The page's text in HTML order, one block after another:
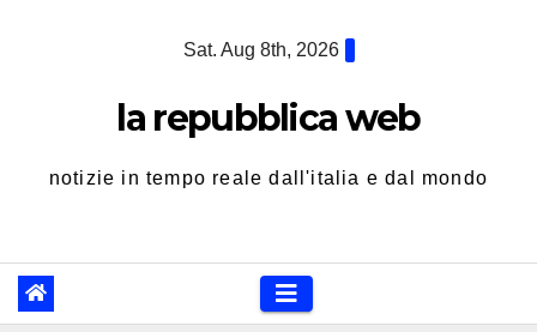
Sat. Aug 8th, 2026
la repubblica web
notizie in tempo reale dall'italia e dal mondo